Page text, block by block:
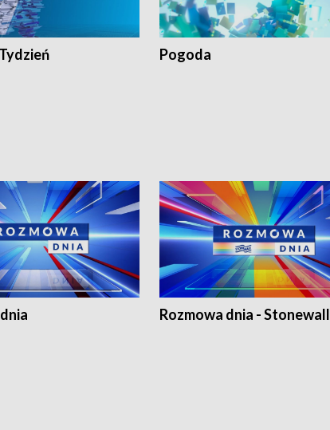
Pogoda
Rozmowa dnia - Stonewall